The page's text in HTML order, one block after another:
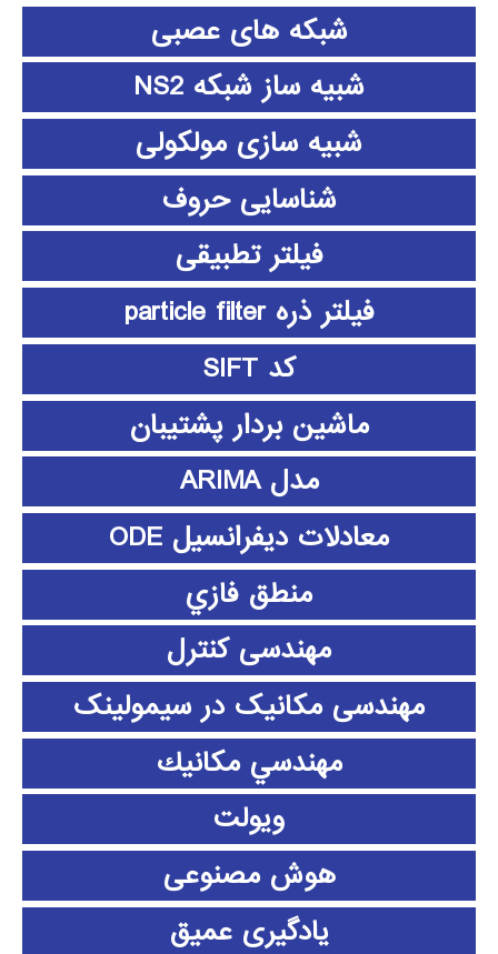
شبکه های عصبی
شبیه ساز شبکه NS2
شبیه سازی مولکولی
شناسایی حروف
فیلتر تطبیقی
فیلتر ذره particle filter
کد SIFT
ماشین بردار پشتیبان
مدل ARIMA
معادلات دیفرانسیل ODE
منطق فازي
مهندسی کنترل
مهندسی مکانیک در سیمولینک
مهندسي مكانيك
ویولت
هوش مصنوعی
یادگیری عمیق